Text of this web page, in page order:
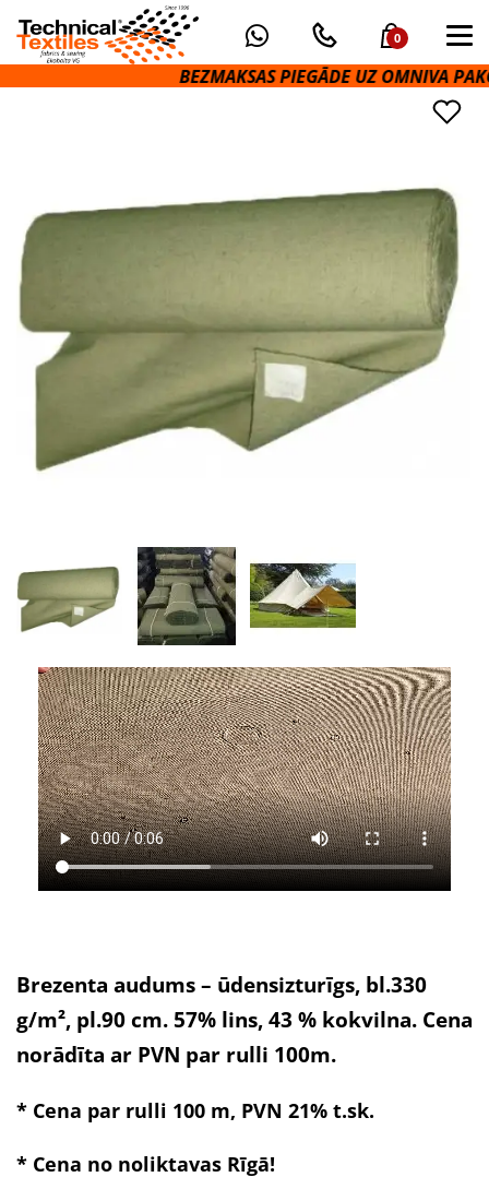
0
BEZMAKSAS PIEGĀDE UZ OMNIVA
Brezenta audums – ūdensizturīgs, bl.330
g/m², pl.90 cm. 57% lins, 43 % kokvilna. Cena
norādīta ar PVN par rulli 100m.
* Cena par rulli 100 m, PVN 21% t.sk.
* Cena no noliktavas Rīgā!